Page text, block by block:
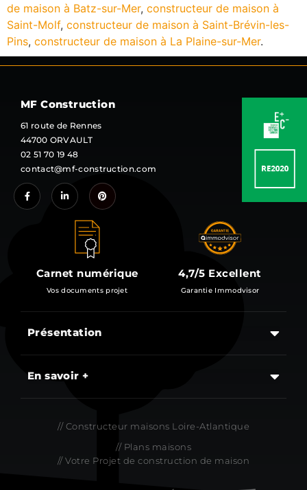
de maison à Batz-sur-Mer, constructeur de maison à
Saint-Molf, constructeur de maison à Saint-Brévin-les-
Pins, constructeur de maison à La Plaine-sur-Mer.
MF Construction
61 route de Rennes
44700 ORVAULT
02 51 70 19 48
contact@mf-construction.com
Carnet numérique
Vos documents projet
4,7/5 Excellent
Garantie Immodvisor
Présentation
En savoir +
// Constructeur maisons Loire-Atlantique
// Plans maisons
// Votre Projet de construction de maison